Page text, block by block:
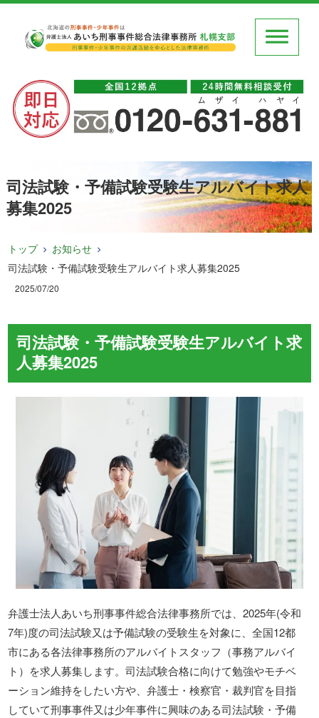
司法試験・予備試験受験生アルバイト求人
募集2025
トップ
お知らせ
司法試験・予備試験受験生アルバイト求人募集2025
2025/07/20
司法試験・予備試験受験生アルバイト求
人募集2025
弁護士法人あいち刑事事件総合法律事務所では、2025年(令和
7年)度の司法試験又は予備試験の受験生を対象に、全国12都
市にある各法律事務所のアルバイトスタッフ（事務アルバイ
ト）を求人募集します。司法試験合格に向けて勉強やモチベ
ーション維持をしたい方や、弁護士・検察官・裁判官を目指
していて刑事事件又は少年事件に興味のある司法試験・予備